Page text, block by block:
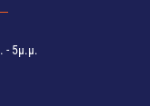
- 5μ.μ.